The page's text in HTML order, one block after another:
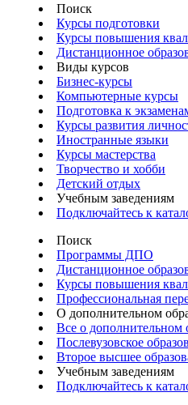
Поиск
Курсы подготовки
Курсы повышения
Дистанционное
Виды курсов
Бизнес-курсы
Компьютерные курсы
Подготовка к
Курсы развития
Иностранные языки
Курсы мастерства
Творчество и хобби
Детский отдых
Учебным заведениям
Подключайтесь к
Поиск
Программы ДПО
Дистанционное
Курсы повышения
Профессиональная
О дополнительном
Все о дополнительном
Послевузовское
Второе высшее
Учебным заведениям
Подключайтесь к